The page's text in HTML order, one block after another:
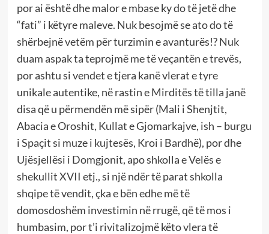
por ai është dhe malor e mbase ky do të jetë dhe
“fati” i këtyre maleve. Nuk besojmë se ato do të
shërbejnë vetëm për turzimin e avanturës!? Nuk
duam aspak ta teprojmë me të veçantën e trevës,
por ashtu si vendet e tjera kanë vlerat e tyre
unikale autentike, në rastin e Mirditës të tilla janë
disa që u përmendën më sipër (Mali i Shenjtit,
Abacia e Oroshit, Kullat e Gjomarkajve, ish – burgu
i Spaçit si muze i kujtesës, Kroi i Bardhë), por dhe
Ujësjellësi i Domgjonit, apo shkolla e Velës e
shekullit XVII etj., si një ndër të parat shkolla
shqipe të vendit, çka e bën edhe më të
domosdoshëm investimin në rrugë, që të mos i
humbasim, por t’i rivitalizojmë këto vlera të